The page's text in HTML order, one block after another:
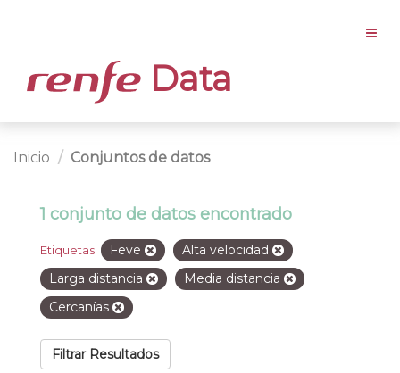
Data
Inicio Conjuntos de datos
1 conjunto de datos encontrado
Etiquetas: Feve
Alta velocidad
Larga distancia
Media distancia
Cercanías
Filtrar Resultados